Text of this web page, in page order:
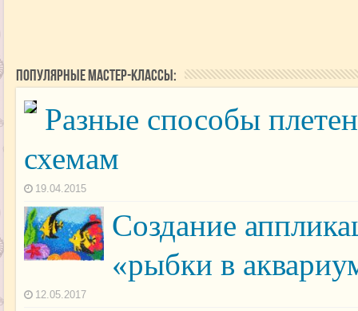
Популярные мастер-классы:
Разные способы
схемам
19.04.2015
Создание
«рыбки в
12.05.2017